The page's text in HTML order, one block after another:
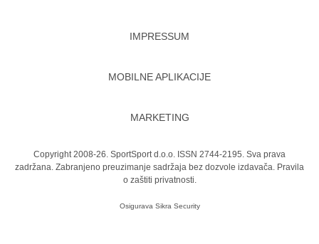
IMPRESSUM
MOBILNE APLIKACIJE
MARKETING
Copyright 2008-26. SportSport d.o.o. ISSN 2744-2195. Sva prava
zadržana. Zabranjeno preuzimanje sadržaja bez dozvole izdavača. Pravila
o zaštiti privatnosti.
Osigurava Sikra Security